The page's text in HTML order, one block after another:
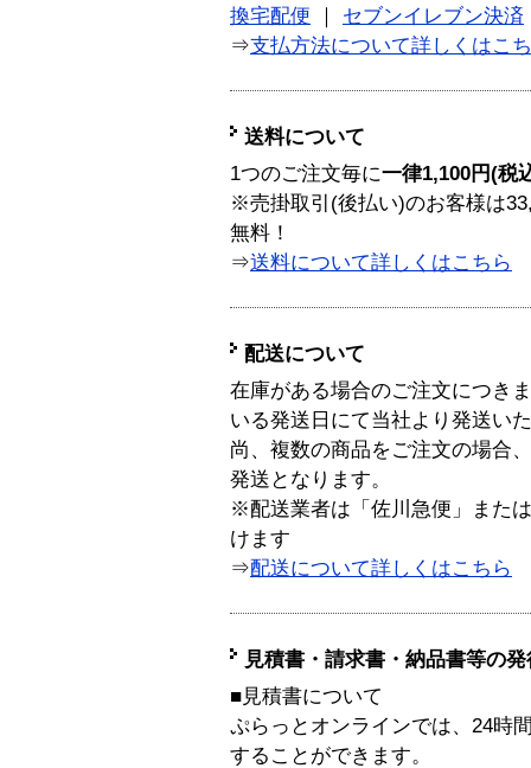
換宅配便 ｜ セブンイレブン決済
⇒支払方法について詳しくはこ
送料について
1つのご注文毎に一律1,100円(税
※売掛取引(後払い)のお客様は
無料！
⇒送料について詳しくはこちら
配送について
在庫がある場合のご注文につき
いる発送日にて当社より発送い
尚、複数の商品をご注文の場合
発送となります。
※配送業者は「佐川急便」また
けます
⇒配送について詳しくはこちら
見積書・請求書・納品書等の
■見積書について
ぷらっとオンラインでは、24時
することができます。